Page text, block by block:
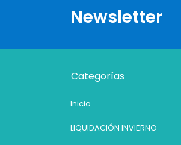
Newsletter
Categorías
Inicio
LIQUIDACIÓN INVIERNO